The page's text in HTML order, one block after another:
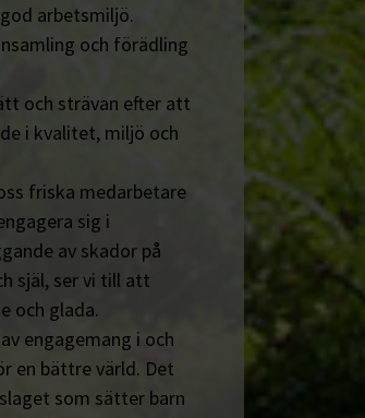
arbetsmiljö.
och förädling
och strävan efter att
i kvalitet, miljö och
friska medarbetare
sig i
av skador på
själ, ser vi till att
och glada.
engagemang i och
en bättre värld. Det
som sätter barn